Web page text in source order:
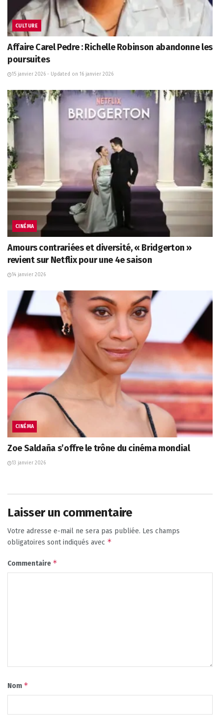
CULTURE
Affaire Carel Pedre : Richelle Robinson abandonne les
poursuites
15 janvier 2026 - Updated on 16 janvier 2026
CINÉMA
Amours contrariées et diversité, « Bridgerton »
revient sur Netflix pour une 4e saison
14 janvier 2026
CINÉMA
Zoe Saldaña s’offre le trône du cinéma mondial
13 janvier 2026
Laisser un commentaire
Votre adresse e-mail ne sera pas publiée. Les champs
obligatoires sont indiqués avec *
Commentaire *
Nom *